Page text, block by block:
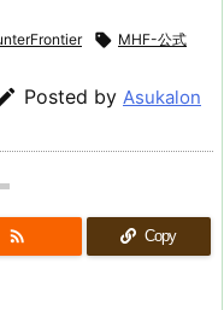
 MHF-公式
Posted by Asukalon
 Copy